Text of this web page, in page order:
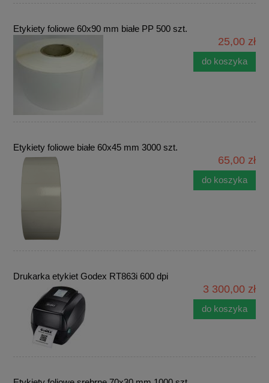
Etykiety foliowe 60x90 mm białe PP 500 szt.
25,00 zł
do koszyka
Etykiety foliowe białe 60x45 mm 3000 szt.
65,00 zł
do koszyka
Drukarka etykiet Godex RT863i 600 dpi
3 300,00 zł
do koszyka